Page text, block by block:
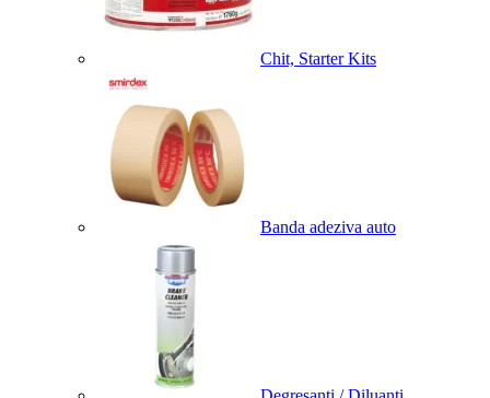
Chit, Starter Kits
Banda adeziva auto